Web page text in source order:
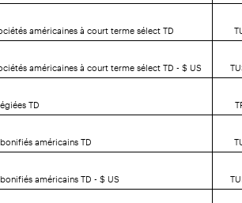
américaines à court terme sélect TD
américaines à court terme sélect TD - $ US
TD
américains TD
américains TD - $ US